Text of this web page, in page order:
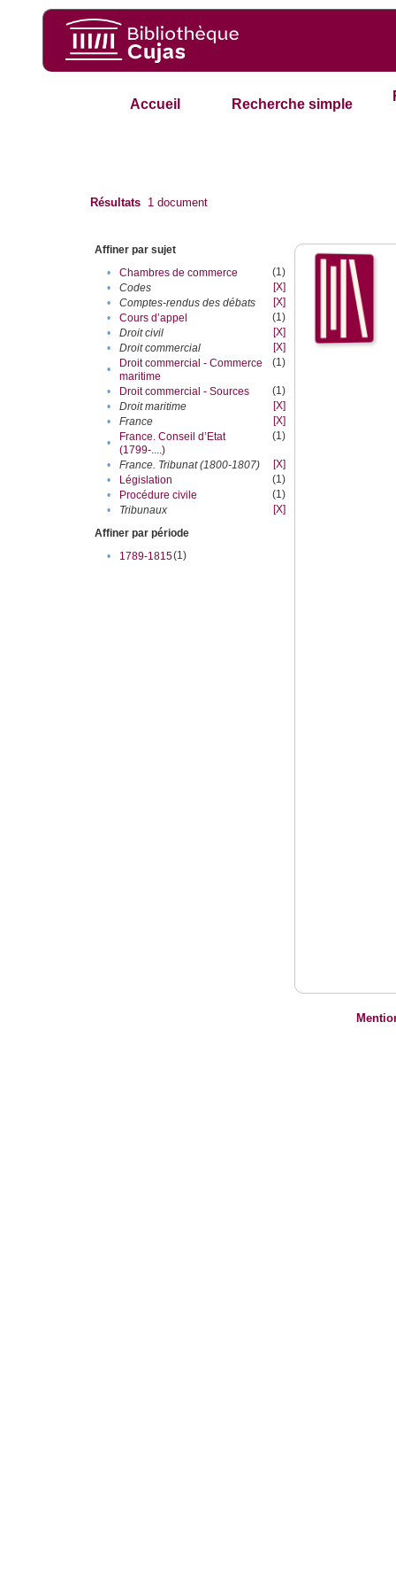
Accueil Recherche simple
Résultats 1 document
Affiner par sujet
•
Chambres de commerce
(1)
•
Codes
[X]
•
Comptes-rendus des débats
[X]
•
Cours d’appel
(1)
•
Droit civil
[X]
•
Droit commercial
[X]
•
Droit commercial - Commerce
maritime
(1)
• Droit commercial - Sources
(1)
•
Droit maritime
[X]
•
France
[X]
•
France. Conseil d’Etat
(1799-....)
(1)
• France. Tribunat (1800-1807)
[X]
•
Législation
(1)
•
Procédure civile
(1)
•
Tribunaux
[X]
Affiner par période
•
1789-1815(1)